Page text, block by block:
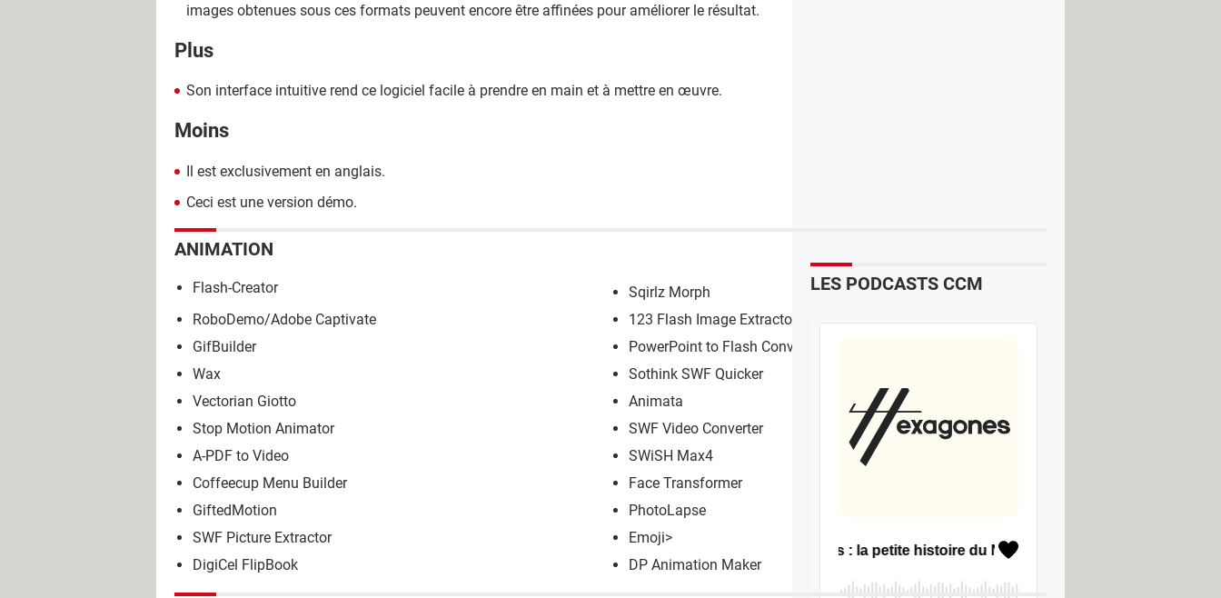
images obtenues sous ces formats peuvent encore être affinées pour améliorer le résultat.
Plus
Son interface intuitive rend ce logiciel facile à prendre en main et à mettre en œuvre.
Moins
Il est exclusivement en anglais.
Ceci est une version démo.
ANIMATION
Flash-Creator
Sqirlz Morph
RoboDemo/Adobe Captivate
123 Flash Image Extractor
GifBuilder
PowerPoint to Flash Converter PPT to SWF
Wax
Sothink SWF Quicker
Vectorian Giotto
Animata
Stop Motion Animator
SWF Video Converter
A-PDF to Video
SWiSH Max4
Coffeecup Menu Builder
Face Transformer
GiftedMotion
PhotoLapse
SWF Picture Extractor
Emoji>
DigiCel FlipBook
DP Animation Maker
LES PODCASTS CCM